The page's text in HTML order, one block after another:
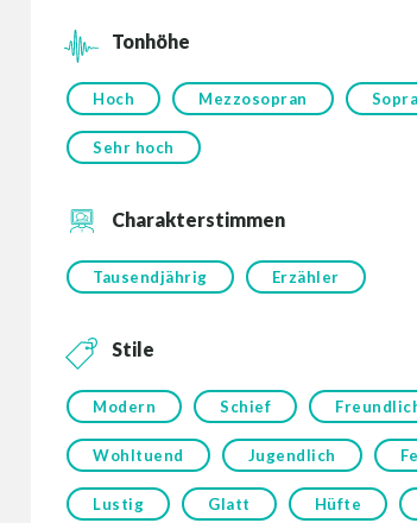
Tonhöhe
Hoch Mezzosopran
Sehr hoch
Charakterstimmen
Tausendjährig Erzähler
Stile
Modern Schief
Wohltuend Jugendlich
Lustig Glatt Hüfte